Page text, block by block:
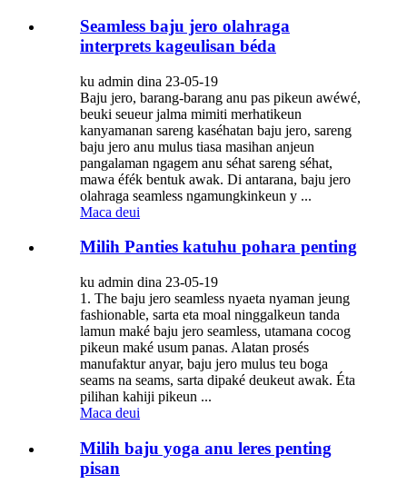
Seamless baju jero olahraga
interprets kageulisan béda
ku admin dina 23-05-19
Baju jero, barang-barang anu pas pikeun awéwé,
beuki seueur jalma mimiti merhatikeun
kanyamanan sareng kaséhatan baju jero, sareng
baju jero anu mulus tiasa masihan anjeun
pangalaman ngagem anu séhat sareng séhat,
mawa éfék bentuk awak. Di antarana, baju jero
olahraga seamless ngamungkinkeun y ...
Maca deui
Milih Panties katuhu pohara penting
ku admin dina 23-05-19
1. The baju jero seamless nyaeta nyaman jeung
fashionable, sarta eta moal ninggalkeun tanda
lamun maké baju jero seamless, utamana cocog
pikeun maké usum panas. Alatan prosés
manufaktur anyar, baju jero mulus teu boga
seams na seams, sarta dipaké deukeut awak. Éta
pilihan kahiji pikeun ...
Maca deui
Milih baju yoga anu leres penting
pisan